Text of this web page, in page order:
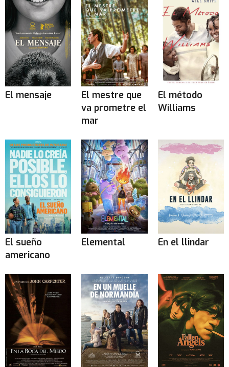
El mensaje
El mestre que
va prometre el
mar
El método
Williams
El sueño
americano
Elemental En el llindar